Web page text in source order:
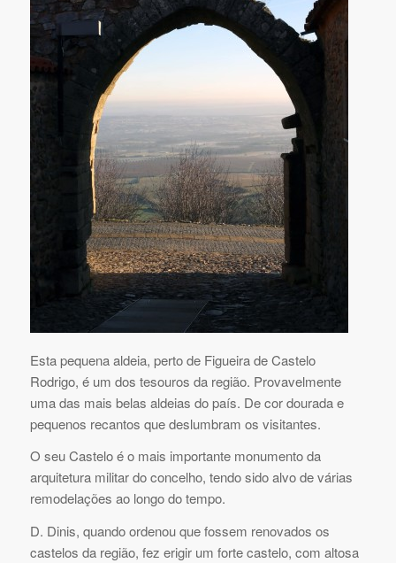
Esta pequena aldeia, perto de Figueira de Castelo
Rodrigo, é um dos tesouros da região. Provavelmente
uma das mais belas aldeias do país. De cor dourada e
pequenos recantos que deslumbram os visitantes.
O seu Castelo é o mais importante monumento da
arquitetura militar do concelho, tendo sido alvo de várias
remodelações ao longo do tempo.
D. Dinis, quando ordenou que fossem renovados os
castelos da região, fez erigir um forte castelo, com altosa